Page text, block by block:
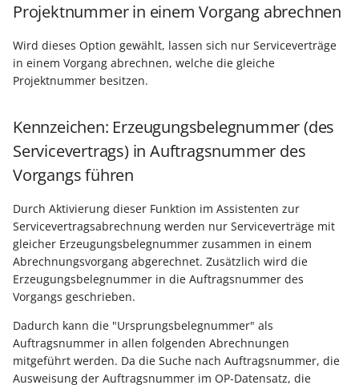
Projektnummer in einem Vorgang abrechnen
Wird dieses Option gewählt, lassen sich nur Serviceverträge
in einem Vorgang abrechnen, welche die gleiche
Projektnummer besitzen.
Kennzeichen: Erzeugungsbelegnummer (des
Servicevertrags) in Auftragsnummer des
Vorgangs führen
Durch Aktivierung dieser Funktion im Assistenten zur
Servicevertragsabrechnung werden nur Serviceverträge mit
gleicher Erzeugungsbelegnummer zusammen in einem
Abrechnungsvorgang abgerechnet. Zusätzlich wird die
Erzeugungsbelegnummer in die Auftragsnummer des
Vorgangs geschrieben.
Dadurch kann die "Ursprungsbelegnummer" als
Auftragsnummer in allen folgenden Abrechnungen
mitgeführt werden. Da die Suche nach Auftragsnummer, die
Ausweisung der Auftragsnummer im OP-Datensatz, die